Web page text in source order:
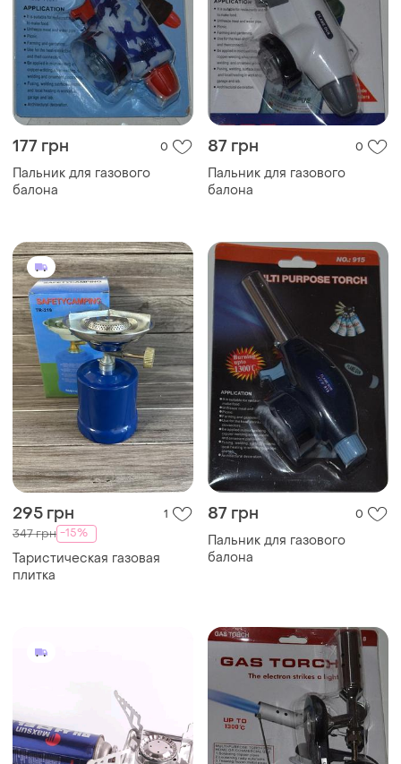
177 грн 0
Пальник для газового
балона
87 грн 0
Пальник для газового
балона
295 грн 1
347 грн -15%
Таристическая газовая
плитка
87 грн 0
Пальник для газового
балона